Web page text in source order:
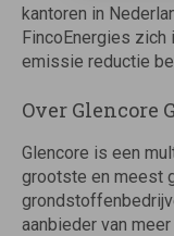
kantoren in
FincoEnergies
emissie reductie
Over Glencore
Glencore is een
grootste en meest
aanbieder van